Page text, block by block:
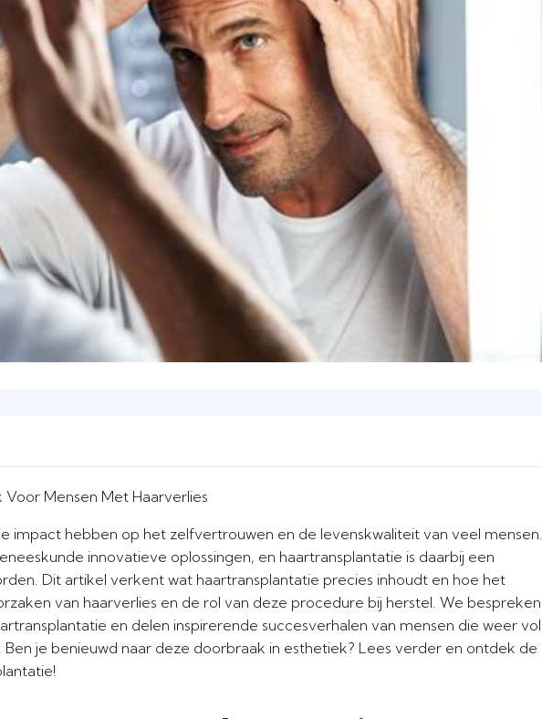
Mensen Met Haarverlies
impact hebben op het zelfvertrouwen en de levenskwaliteit van veel mensen.
innovatieve oplossingen, en haartransplantatie is daarbij een
Dit artikel verkent wat haartransplantatie precies inhoudt en hoe het
van haarverlies en de rol van deze procedure bij herstel. We bespreken
en delen inspirerende succesverhalen van mensen die weer vol
je benieuwd naar deze doorbraak in esthetiek? Lees verder en ontdek de